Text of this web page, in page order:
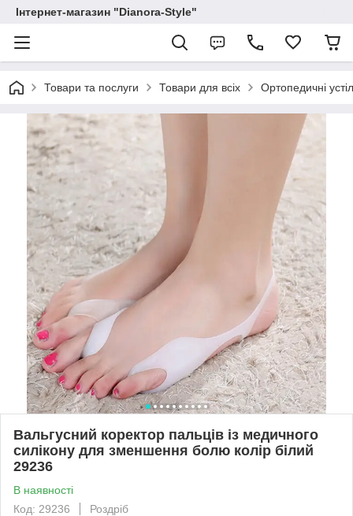
Інтернет-магазин "Dianora-Style"
Товари та послуги Товари для всіх Ортопедичні
Вальгусний коректор пальців із медичного
силікону для зменшення болю колір білий
29236
В наявності
Код: 29236
Роздріб